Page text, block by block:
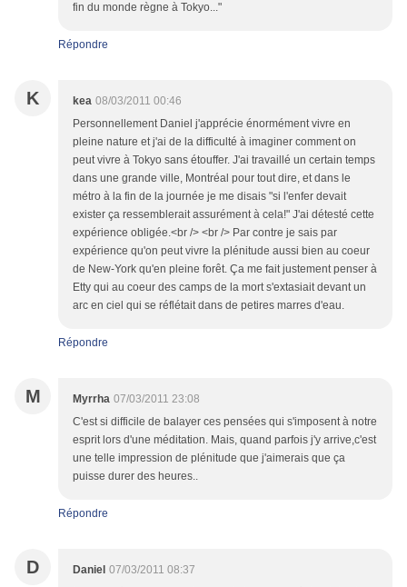
fin du monde règne à Tokyo..."
Répondre
K kea 08/03/2011 00:46
Personnellement Daniel j'apprécie énormément vivre en
pleine nature et j'ai de la difficulté à imaginer comment on
peut vivre à Tokyo sans étouffer. J'ai travaillé un certain temps
dans une grande ville, Montréal pour tout dire, et dans le
métro à la fin de la journée je me disais "si l'enfer devait
exister ça ressemblerait assurément à cela!" J'ai détesté cette
expérience obligée.<br /> <br /> Par contre je sais par
expérience qu'on peut vivre la plénitude aussi bien au coeur
de New-York qu'en pleine forêt. Ça me fait justement penser à
Etty qui au coeur des camps de la mort s'extasiait devant un
arc en ciel qui se réflétait dans de petires marres d'eau.
Répondre
M Myrrha 07/03/2011 23:08
C'est si difficile de balayer ces pensées qui s'imposent à notre
esprit lors d'une méditation. Mais, quand parfois j'y arrive,c'est
une telle impression de plénitude que j'aimerais que ça
puisse durer des heures..
Répondre
D Daniel 07/03/2011 08:37